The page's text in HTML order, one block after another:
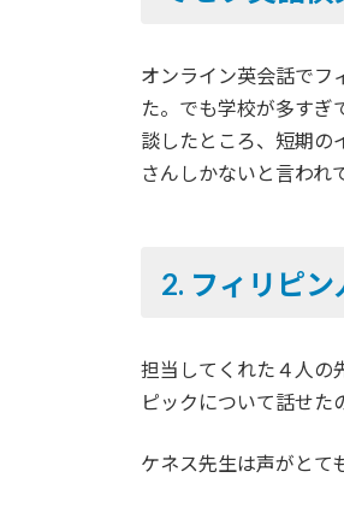
オンライン英会話でフ
た。でも学校が多すぎ
談したところ、短期の
さんしかないと言われ
2. フィリピ
担当してくれた４人の
ピックについて話せた
ケネス先生は声がとて